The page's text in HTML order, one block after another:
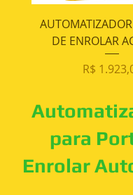
DE ENROLAR
Preço
R$
para
Enrolar